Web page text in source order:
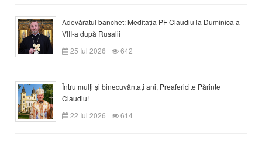
Adevăratul banchet: Meditația PF Claudiu la Duminica a
VIII-a după Rusalii
25 Iul 2026
642
Întru mulți și binecuvântați ani, Preafericite Părinte
Claudiu!
22 Iul 2026
614